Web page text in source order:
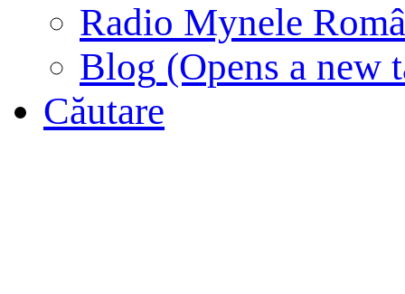
Radio Mynele
Blog (Opens a new
Căutare